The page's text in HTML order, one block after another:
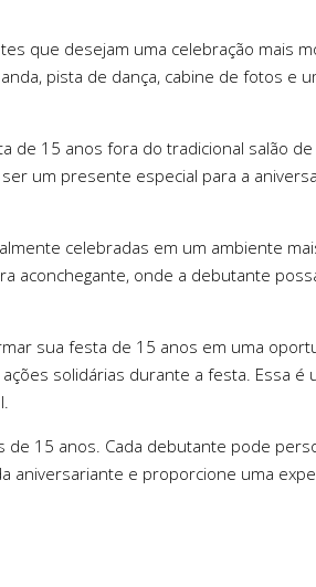
que desejam uma celebração mais
pista de dança, cabine de fotos
de 15 anos fora do tradicional salão
um presente especial para a
celebradas em um ambiente
aconchegante, onde a debutante
sua festa de 15 anos em uma
solidárias durante a festa. Essa é
15 anos. Cada debutante pode
aniversariante e proporcione uma